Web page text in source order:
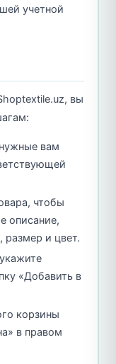
учетной
вы
вам
чтобы
описание,
размер и цвет.
«Добавить в
корзины
в правом